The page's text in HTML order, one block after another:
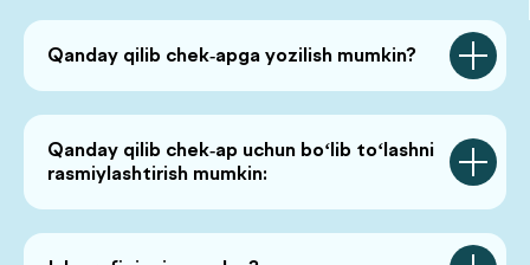
Qanday qilib chek-apga yozilish mumkin?
Qanday qilib chek-ap uchun bo‘lib to‘lashni
rasmiylashtirish mumkin:
Tahlillardagi chegara ko‘rsatkichlari
Odatda tahlil natijalari me'yor va me'yordan chetga chiqish